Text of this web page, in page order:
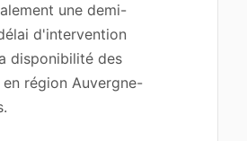
une demi-
d'intervention
disponibilité des
région Auvergne-